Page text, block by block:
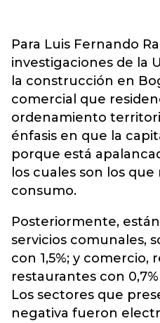
Para Luis Fernando
investigaciones de la
la construcción en
comercial que
ordenamiento
énfasis en que la
porque está
los cuales son los que
consumo.
Posteriormente,
servicios comunales,
con 1,5%; y comercio,
restaurantes con
Los sectores que
negativa fueron